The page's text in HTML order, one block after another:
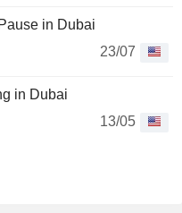
in Dubai
23/07
in Dubai
13/05